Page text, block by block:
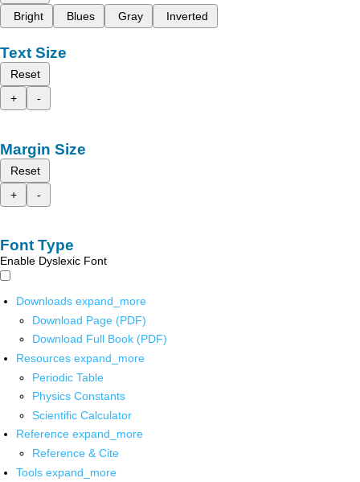
Bright
Blues Gray Inverted
Text Size
Reset
+
-
Margin Size
Reset
+
-
Font Type
Enable Dyslexic Font
Downloads expand_more
Download Page (PDF)
Download Full Book (PDF)
Resources expand_more
Periodic Table
Physics Constants
Scientific Calculator
Reference expand_more
Reference & Cite
Tools expand_more